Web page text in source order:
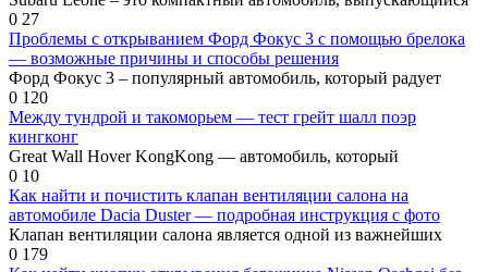
0 27
Проблемы с открыванием Форд Фокус 3 с помощью брелока
— возможные причины и способы решения
Форд Фокус 3 – популярный автомобиль, который радует
0 120
Между тундрой и такоморьем — тест грейт шалл поэр
кингконг
Great Wall Hover KongKong — автомобиль, который
0 10
Как найти и почистить клапан вентиляции салона на
автомобиле Dacia Duster — подробная инструкция с фото
Клапан вентиляции салона является одной из важнейших
0 179